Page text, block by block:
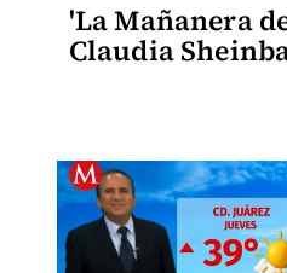
'La Mañanera
Claudia